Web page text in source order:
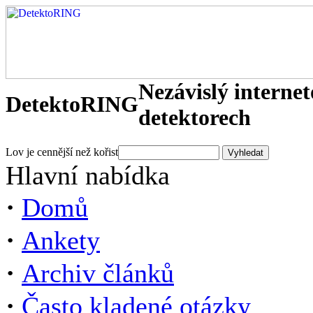
DetektoRINGNezávislý
detektorech
Lov je cennější než kořist
Hlavní nabídka
· Domů
· Ankety
· Archiv článků
· Často kladené otázky